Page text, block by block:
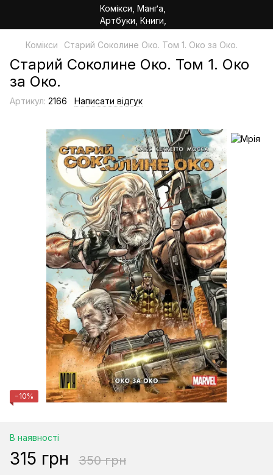
Комікси Старий Соколине Око. Том 1. Око за Око.
Старий Соколине Око. Том 1. Око
за Око.
Артикул: 2166 Написати відгук
−10%
В наявності
315 грн 350 грн